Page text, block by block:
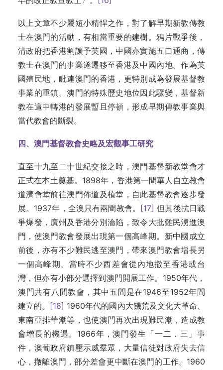
以上文章不少屬短小精悍之作，對了解早期新教傳教
士在澳門的活動，有相當重要的建樹。鴉片戰爭後，
清政府把香港割讓予英國，中國亦實施五口通商，傳
教士在澳門的事業遂遷移至香港及中國內地。作為英
國殖民地，毗連澳門的香港，更特別成為發展基督教
事業的重鎮。澳門的特殊歷史地位因此驟變，基督新
教在這中轉港的發展暫且停頓，形成早期傳教事業與
當代教會的斷裂。
四、澳門基督教會史略及宏觀事工研究
直至十九至二十世紀交接之時，澳門基督新教堂會才
正式在本土奠基。1898年，香港第一間華人自立教會
道濟會堂前往澳門佈道及植堂，自此基督教會逐步發
展。1937年，全澳只有兩間教會。
[17] 但其後抗日戰
爭爆發，廣州及香港分別淪陷，致令大批難民湧進澳
門，使澳門教會發展出現第一個高峰期。新中國成立
前後，亦有不少難民逃至澳門，帶來澳門教會增長另
一個高峰期。當時不少西差會從內地撤至香港或台
灣，但亦有小部分選擇到澳門開展工作。1950年代，
澳門共有八間教會，其中五間是在1946至1952年間
建立的。
[18] 1960年代的國內大饑荒及文化大革命、
東南亞排華潮等，也使澳門再次出現難民潮，造成教
會增長的機遇。1966年，澳門發生「一二．三」事
件，澳葡政府鎮壓示威羣眾，大量信徒對政府失去信
心，撤離澳門，部分差會更中斷在澳門的工作。1960